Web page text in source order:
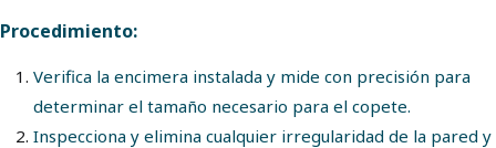
Procedimiento:
Verifica la encimera instalada y mide con precisión para
determinar el tamaño necesario para el copete.
Inspecciona y elimina cualquier irregularidad de la pared y